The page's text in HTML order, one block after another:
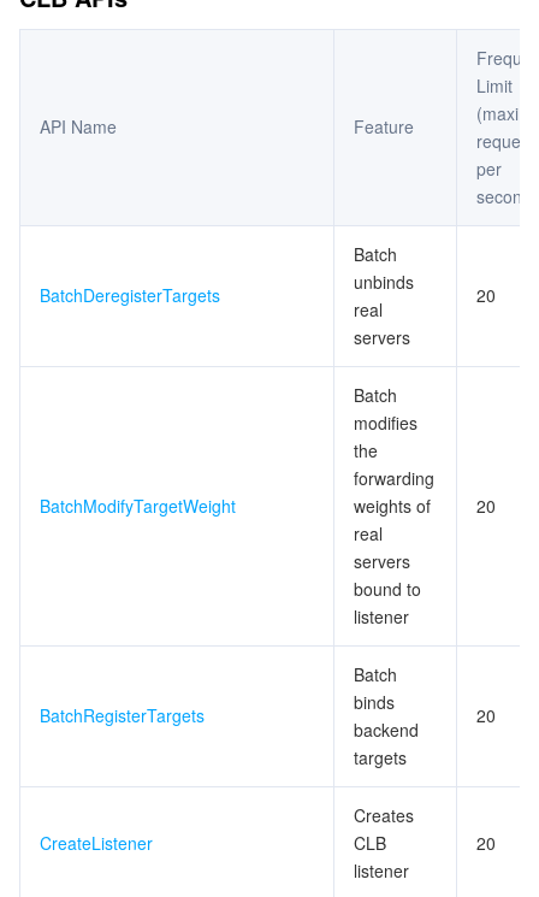
API Name Feature
Limit
per
second)
BatchDeregisterTargets
Batch
unbinds
real
servers
20
BatchModifyTargetWeight
Batch
modifies
the
forwarding
weights of
real
servers
bound to
listener
20
BatchRegisterTargets
Batch
binds
backend
targets
20
CreateListener
Creates
CLB
listener
20